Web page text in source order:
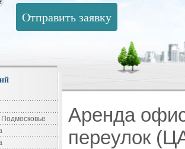
Отправить заявку
Аренда
переулок